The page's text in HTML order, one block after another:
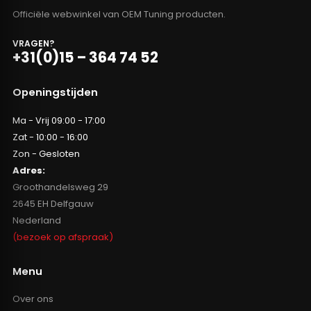
Officiële webwinkel van OEM Tuning producten.
VRAGEN?
+31(0)15 – 364 74 52
Openingstijden
Ma - Vrij 09:00 - 17:00
Zat - 10:00 - 16:00
Zon - Gesloten
Adres:
Groothandelsweg 29
2645 EH Delfgauw
Nederland
(bezoek op afspraak)
Menu
Over ons